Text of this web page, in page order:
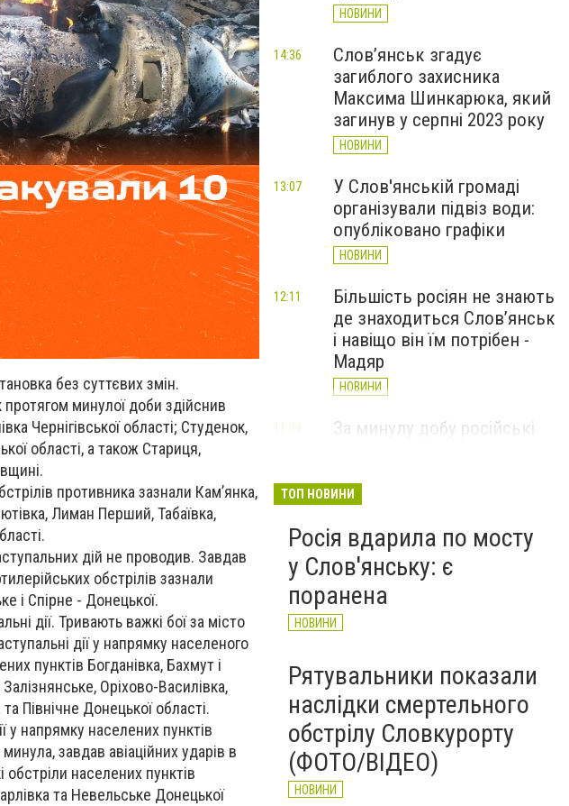
без суттєвих змін.
протягом минулої доби здійснив
Чернігівської області; Студенок,
області, а також Стариця,
противника зазнали Кам’янка,
Лиман Перший, Табаївка,
дій не проводив. Завдав
обстрілів зазнали
і Спірне - Донецької.
дії. Тривають важкі бої за місто
дії у напрямку населеного
пунктів Богданівка, Бахмут і
Оріхово-Василівка,
Північне Донецької області.
у напрямку населених пунктів
завдав авіаційних ударів в
обстріли населених пунктів
та Невельське Донецької
НОВИНИ
Слов’янськ згадує
загиблого захисника
Максима Шинкарюка, який
загинув у серпні 2023 року
НОВИНИ
14:36
У Слов'янській громаді
організували підвіз води:
опубліковано графіки
НОВИНИ
13:07
Більшість росіян не знають
де знаходиться Слов’янськ
і навіщо він їм потрібен -
Мадяр
НОВИНИ
12:11
За минулу добу російські
великої війни: 6 серпня
11:09
ТОП НОВИНИ
Росія вдарила по мосту
у Слов'янську: є
поранена
НОВИНИ
Рятувальники показали
наслідки смертельного
обстрілу Словкурорту
(ФОТО/ВІДЕО)
НОВИНИ